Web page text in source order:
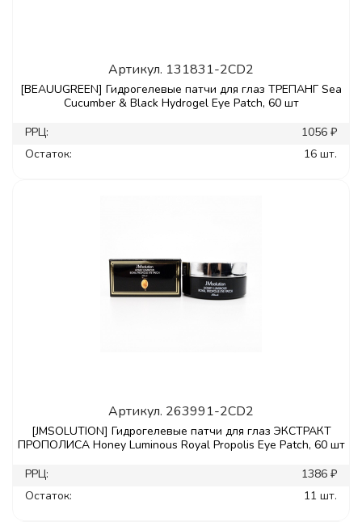
Артикул. 131831-2CD2
[BEAUUGREEN] Гидрогелевые патчи для глаз ТРЕПАНГ Sea
Cucumber & Black Hydrogel Eye Patch, 60 шт
РРЦ:
1056 ₽
Остаток:
16 шт.
Артикул. 263991-2CD2
[JMSOLUTION] Гидрогелевые патчи для глаз ЭКСТРАКТ
ПРОПОЛИСА Honey Luminous Royal Propolis Eye Patch, 60 шт
РРЦ:
1386 ₽
Остаток:
11 шт.